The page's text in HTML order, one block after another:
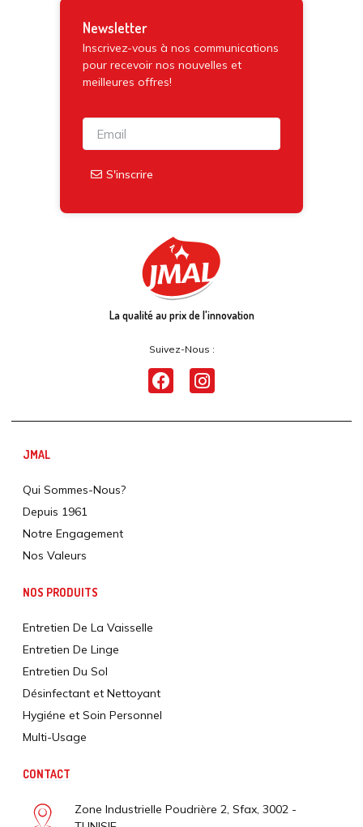
Newsletter
Inscrivez-vous à nos communications
pour recevoir nos nouvelles et
meilleures offres!
S'inscrire
La qualité au prix de l'innovation
Suivez-Nous :
JMAL
Qui Sommes-Nous?
Depuis 1961
Notre Engagement
Nos Valeurs
NOS PRODUITS
Entretien De La Vaisselle
Entretien De Linge
Entretien Du Sol
Désinfectant et Nettoyant
Hygiéne et Soin Personnel
Multi-Usage
CONTACT
Zone Industrielle Poudrière 2, Sfax, 3002 -